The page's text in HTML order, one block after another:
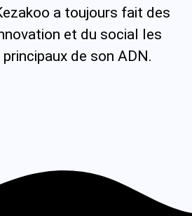
a toujours fait des
et du social les
de son ADN.